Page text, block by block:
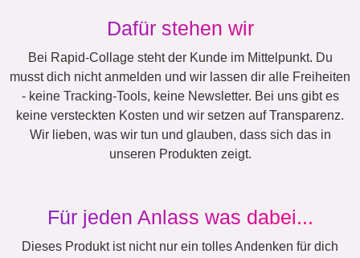
Dafür stehen wir
Bei Rapid-Collage steht der Kunde im Mittelpunkt. Du
musst dich nicht anmelden und wir lassen dir alle Freiheiten
- keine Tracking-Tools, keine Newsletter. Bei uns gibt es
keine versteckten Kosten und wir setzen auf Transparenz.
Wir lieben, was wir tun und glauben, dass sich das in
unseren Produkten zeigt.
Für jeden Anlass was dabei...
Dieses Produkt ist nicht nur ein tolles Andenken für dich